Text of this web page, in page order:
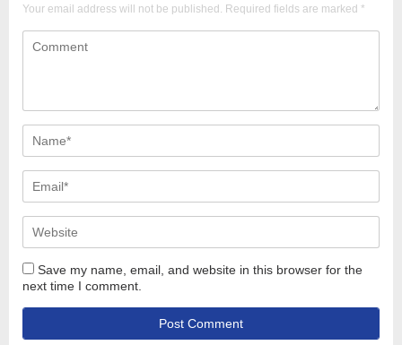
Your email address will not be published. Required fields are marked *
Save my name, email, and website in this browser for the
next time I comment.